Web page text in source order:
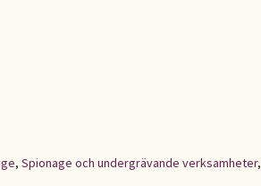
, Spionage och undergrävande verksamheter,